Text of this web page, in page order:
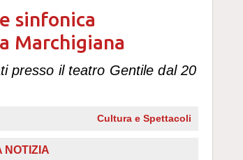
sinfonica
Marchigiana
presso il teatro Gentile dal 20
Cultura e Spettacoli
NOTIZIA